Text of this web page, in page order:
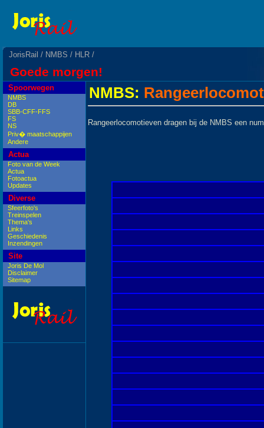
JorisRail / NMBS / HLR /
Goede morgen!
Spoorwegen
NMBS
DB
SBB-CFF-FFS
FS
NS
Priv� maatschappijen
Andere
Actua
Foto van de Week
Actua
Fotoactua
Updates
Diverse
Sfeerfoto's
Treinspelen
Thema's
Links
Geschiedenis
Inzendingen
Site
Joris De Mol
Disclaimer
Sitemap
NMBS:
Rangeerlocomotieven dragen bij de NMBS een